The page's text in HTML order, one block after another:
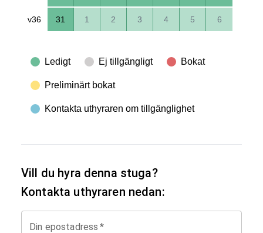
v36 31 1 2 3 4 5 6
Ledigt Ej tillgängligt Bokat
Preliminärt bokat
Kontakta uthyraren om tillgänglighet
Vill du hyra denna stuga?
Kontakta uthyraren nedan:
Din epostadress *